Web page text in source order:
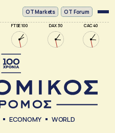
FTSE 100 DAX 30 CAC 40
ΟΤ Markets OT Forum
ECONOMY WORLD